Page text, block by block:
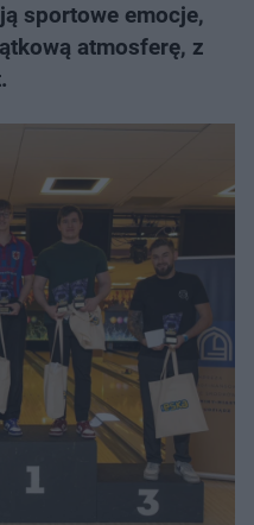
sportowe emocje,
atmosferę, z